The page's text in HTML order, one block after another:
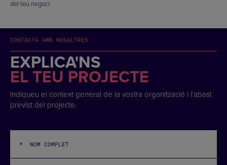
del teu negoci.
CONTACTA AMB NOSALTRES
EXPLICA'NS
EL TEU PROJECTE
Indiqueu el context general de la vostra organització i l'abast
previst del projecte.